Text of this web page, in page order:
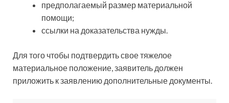
предполагаемый размер материальной
помощи;
ссылки на доказательства нужды.
Для того чтобы подтвердить свое тяжелое
материальное положение, заявитель должен
приложить к заявлению дополнительные документы.